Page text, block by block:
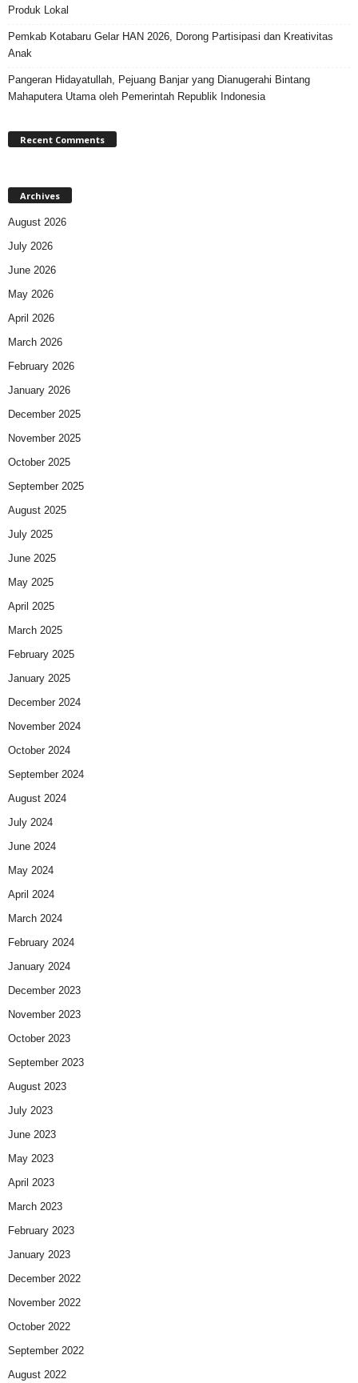
Produk Lokal
Pemkab Kotabaru Gelar HAN 2026, Dorong Partisipasi dan Kreativitas
Anak
Pangeran Hidayatullah, Pejuang Banjar yang Dianugerahi Bintang
Mahaputera Utama oleh Pemerintah Republik Indonesia
Recent Comments
Archives
August 2026
July 2026
June 2026
May 2026
April 2026
March 2026
February 2026
January 2026
December 2025
November 2025
October 2025
September 2025
August 2025
July 2025
June 2025
May 2025
April 2025
March 2025
February 2025
January 2025
December 2024
November 2024
October 2024
September 2024
August 2024
July 2024
June 2024
May 2024
April 2024
March 2024
February 2024
January 2024
December 2023
November 2023
October 2023
September 2023
August 2023
July 2023
June 2023
May 2023
April 2023
March 2023
February 2023
January 2023
December 2022
November 2022
October 2022
September 2022
August 2022